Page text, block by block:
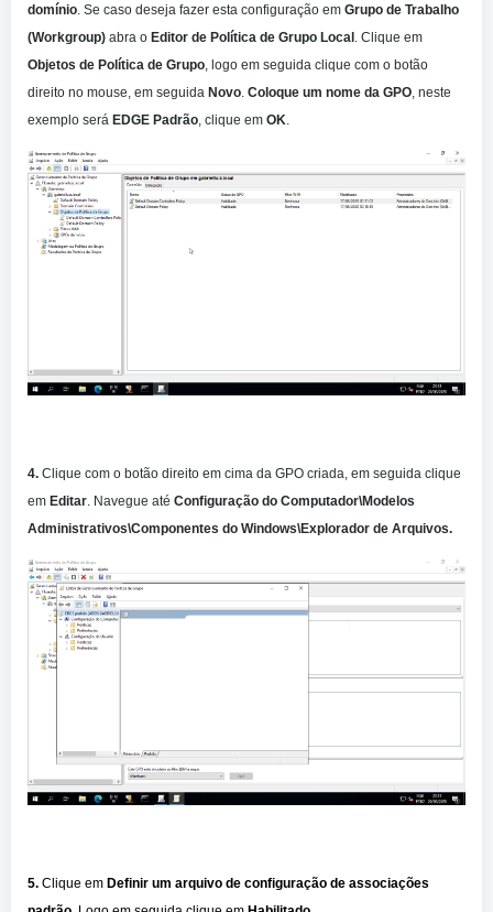
domínio . Se caso deseja fazer esta configuração em Grupo de Trabalho
(Workgroup) abra o Editor de Política de Grupo Local . Clique em
Objetos de Política de Grupo , logo em seguida clique com o botão
direito no mouse, em seguida Novo Coloque um nome da GPO , neste
exemplo será EDGE Padrão , clique em OK
4. Clique com o botão direito em cima da GPO criada, em seguida clique
em Editar. Navegue até Configuração do Computador\Modelos
Administrativos\Componentes do Windows\Explorador de Arquivos.
5. Clique em Definir um arquivo de configuração de associações